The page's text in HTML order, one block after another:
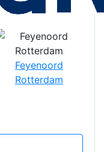
Feyenoord
Rotterdam